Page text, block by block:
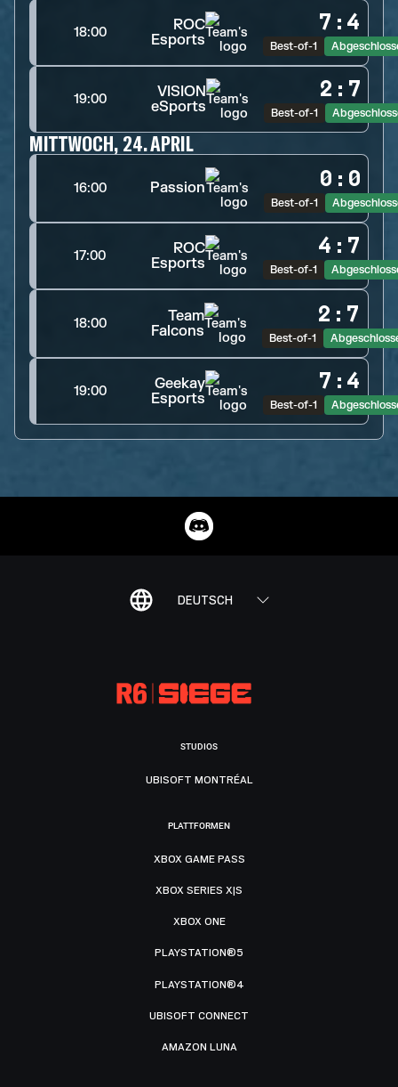
18:00
ROC
Esports
7 : 4
Best-of-1
19:00
VISION
eSports
2 : 7
Best-of-1
MITTWOCH, 24. APRIL
16:00 Passion 0 : 0
Best-of-1
17:00
ROC
Esports
4 : 7
Best-of-1
18:00
Team
Falcons
2 : 7
Best-of-1
19:00
Geekay
Esports
7 : 4
Best-of-1
DEUTSCH
STUDIOS
UBISOFT MONTRÉAL
PLATTFORMEN
XBOX GAME PASS
XBOX SERIES X|S
XBOX ONE
PLAYSTATION®5
PLAYSTATION®4
UBISOFT CONNECT
AMAZON LUNA